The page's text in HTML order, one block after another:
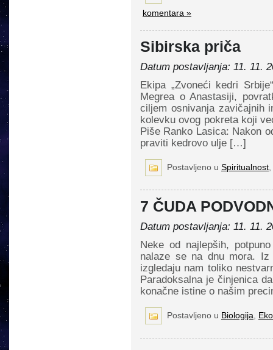
komentara »
Sibirska priča
Datum postavljanja: 11. 11.
Ekipa „Zvoneći kedri
Megrea o Anastasiji,
ciljem osnivanja zavičajnih
kolevku ovog pokreta koji
Piše Ranko Lasica: Nakon
praviti kedrovo ulje […]
Postavljeno u Spiritualnost
7 ČUDA
Datum postavljanja: 11. 11.
Neke od najlepših,
nalaze se na dnu mora.
izgledaju nam toliko
Paradoksalna je činjenica
konačne istine o našim
Postavljeno u Biologija